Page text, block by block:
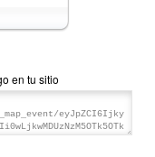
en tu sitio